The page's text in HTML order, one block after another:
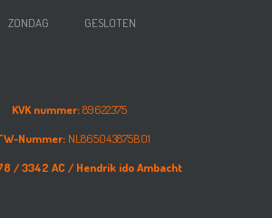
ZONDAG GESLOTEN
KVK nummer:89622375
Nummer:NL865043875B01
/3342 AC / Hendrik ido Ambacht